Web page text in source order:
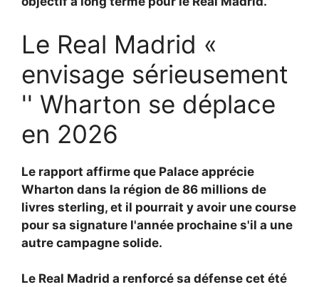
Le Real Madrid «
envisage sérieusement
'' Wharton se déplace
en 2026
Le rapport affirme que Palace apprécie
Wharton dans la région de 86 millions de
livres sterling, et il pourrait y avoir une course
pour sa signature l'année prochaine s'il a une
autre campagne solide.
Le Real Madrid a renforcé sa défense cet été